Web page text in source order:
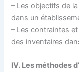
– Les objectifs de
dans un
– Les contraintes
des inventaires
IV. Les méthodes